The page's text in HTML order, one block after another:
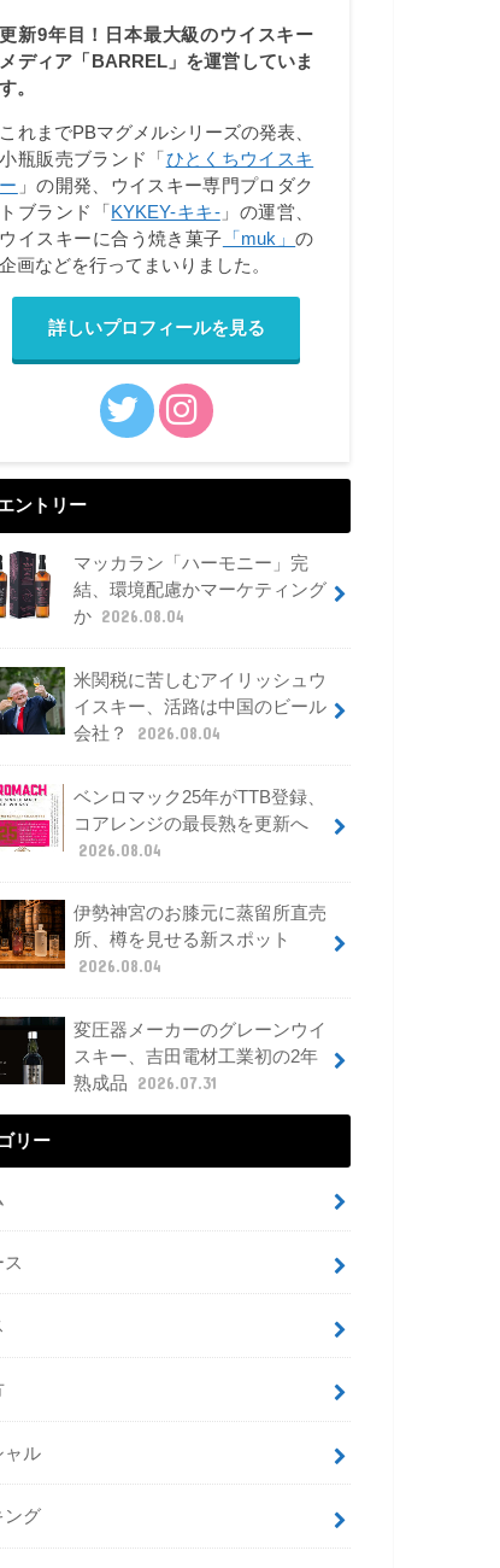
更新9年目！日本最大級のウイスキー
メディア「BARREL」を運営していま
す。
これまでPBマグメルシリーズの発表、
小瓶販売ブランド「 ひとくちウイスキ
ー 」の開発、ウイスキー専門プロダク
トブランド「 KYKEY-キキ-」の運営、
ウイスキーに合う焼き菓子 「muk」の
企画などを行ってまいりました。
詳しいプロフィールを見る
ントリー
マッカラン「ハーモニー」完
結、環境配慮かマーケティング
か 2026.08.04
米関税に苦しむアイリッシュウ
イスキー、活路は中国のビール
会社？
2026.08.04
ベンロマック25年がTTB登録、
コアレンジの最長熟を更新へ
2026.08.04
伊勢神宮のお膝元に蒸留所直売
所、樽を見せる新スポット
2026.08.04
変圧器メーカーのグレーンウイ
スキー、吉田電材工業初の2年
熟成品
2026.07.31
リー
ス
ャル
ング